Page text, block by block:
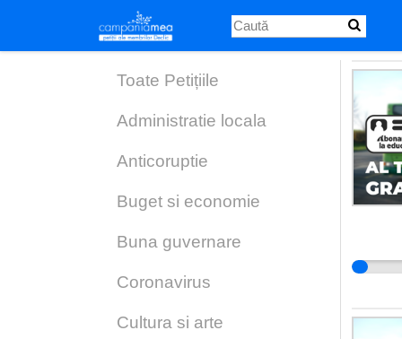
main
Toate Petițiile
Administratie locala
Anticoruptie
Buget si economie
Buna guvernare
Coronavirus
Cultura si arte